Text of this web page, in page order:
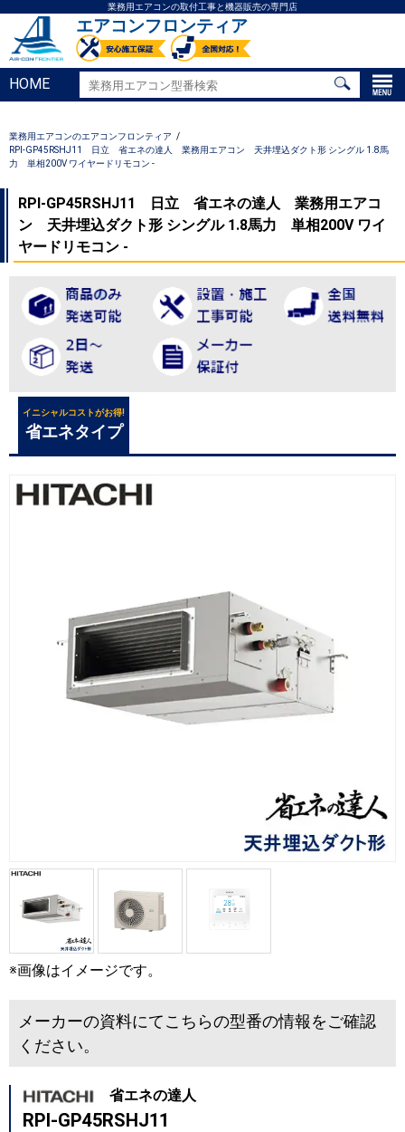
業務用エアコンの取付工事と機器販売の専門店
エアコンフロンティア
HOME
業務用エアコンのエアコンフロンティア
RPI-GP45RSHJ11 日立 省エネの達人 業務用エアコン 天井埋込ダクト形 シングル 1.8馬
力 単相200V ワイヤードリモコン -
RPI-GP45RSHJ11 日立 省エネの達人 業務用エアコ
ン 天井埋込ダクト形 シングル 1.8馬力 単相200V ワイ
ヤードリモコン -
イニシャルコストがお得!
省エネタイプ
※画像はイメージです。
メーカーの資料にてこちらの型番の情報をご確認
ください。
省エネの達人
RPI-GP45RSHJ11